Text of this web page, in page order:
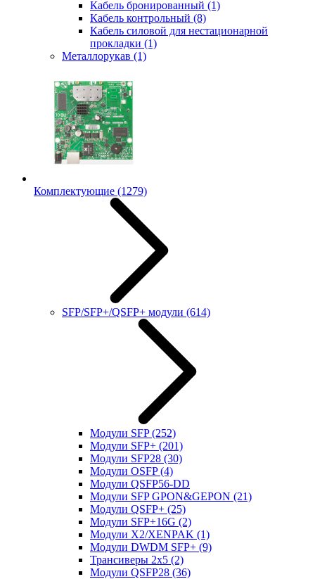
Кабель бронированный (1)
Кабель контрольный (8)
Кабель силовой для нестационарной
прокладки (1)
Металлорукав (1)
Комплектующие (1279)
SFP/SFP+/QSFP+ модули (614)
Модули SFP(252)
Модули SFP+ (201)
Модули SFP28 (30)
Модули OSFP(4)
Модули QSFP56-DD
Модули SFP GPON&GEPON (21)
Модули QSFP+ (25)
Модули SFP+16G (2)
Модули X2/XENPAK (1)
Модули DWDM SFP+ (9)
Трансиверы 2x5 (2)
Модули QSFP28 (36)